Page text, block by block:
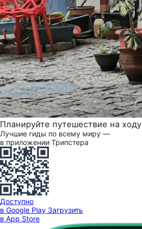
Планируйте путешествие на ходу
Лучшие гиды по всему миру —
в приложении Трипстера
Доступно
в Google Play Загрузить
в App Store